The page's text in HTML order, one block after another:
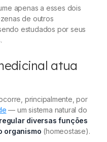
apenas a esses dois
de outros
estudados por seus
.
atua
principalmente, por
— um sistema natural do
regular diversas funções
organismo (homeostase).